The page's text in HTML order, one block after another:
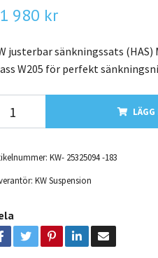
980 kr
justerbar sänkningssats (HAS)
W205 för perfekt
LÄGG
KW- 25325094 -183
KW Suspension